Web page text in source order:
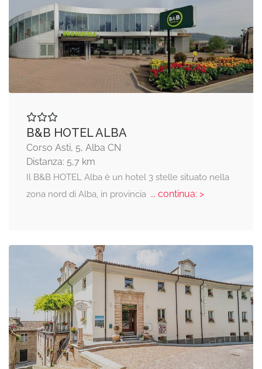
B&B HOTEL ALBA
Corso Asti, 5, Alba CN
Distanza: 5,7 km
Il B&B HOTEL Alba è un hotel 3 stelle situato nella
zona nord di Alba, in provincia ... continua: >